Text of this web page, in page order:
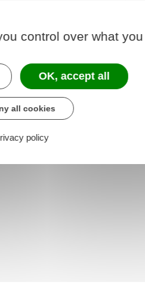
control over what
OK, accept all
all cookies
policy